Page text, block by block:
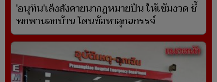
'อนุทิน'เล็งสังคายนากฎหมายปืน ให้เข้มงวด ชี้
พกพานอกบ้าน โดนข้อหาอุกฉกรรจ์